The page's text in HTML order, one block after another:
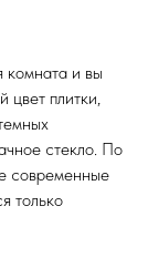
комната и вы
цвет плитки,
стекло. По
современные
только